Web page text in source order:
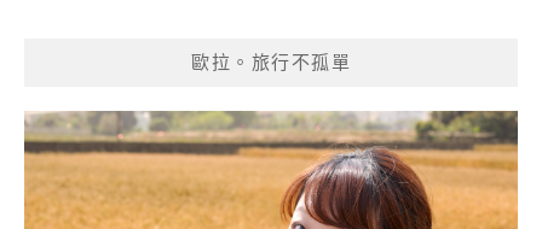
歐拉。旅行不孤單